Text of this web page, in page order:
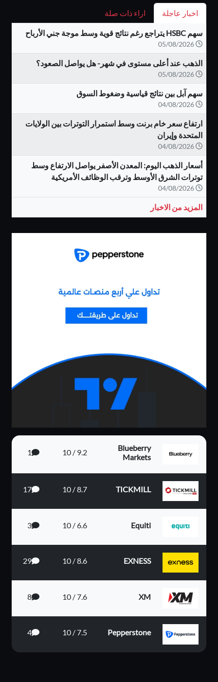
اخبار عاجلة اراء ذات صلة
سهم HSBC يتراجع رغم نتائج قوية وسط موجة جني الأرباح
الذهب عند أعلى مستوى في شهر- هل يواصل الصعود؟
سهم آبل بين نتائج قياسية وضغوط السوق
ارتفاع سعر خام برنت وسط استمرار التوترات بين الولايات
المتحدة وإيران
أسعار الذهب اليوم: المعدن الأصفر يواصل الارتفاع وسط
توترات الشرق الأوسط وترقب الوظائف الأمريكية
المزيد من الاخبار
Blueberry
Markets
9.2 / 10
1
TICKMILL
8.7 / 10
17
Equiti
6.6 / 10
3
EXNESS
8.6 / 10
29
XM
7.6 / 10
8
Pepperstone
7.5 / 10
4